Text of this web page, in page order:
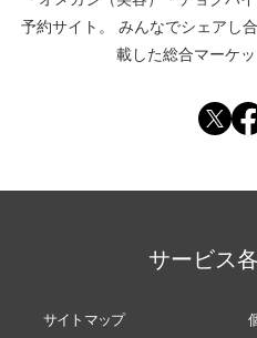
予約サイト。
みんなでシェアし
載した総合マーケッ
サービス
サイトマップ